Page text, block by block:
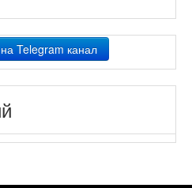
Telegram канал